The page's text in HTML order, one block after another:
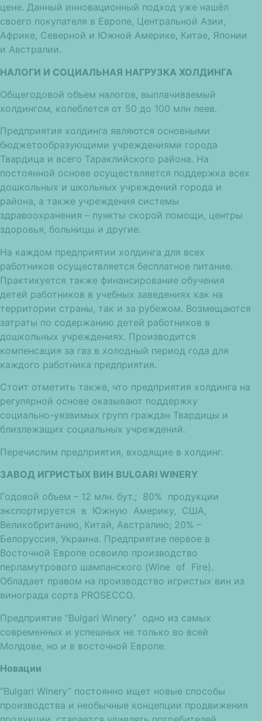
цене. Данный инновационный подход уже нашёл
своего покупателя в Европе, Центральной Азии,
Африке, Северной и Южной Америке, Китае, Японии
и Австралии.
НАЛОГИ И СОЦИАЛЬНАЯ НАГРУЗКА ХОЛДИНГА
Общегодовой объем налогов, выплачиваемый
холдингом, колеблется от 50 до 100 млн леев.
Предприятия холдинга являются основными
бюджетообразующими учреждениями города
Твардица и всего Тараклийского района. На
постоянной основе осуществляется поддержка всех
дошкольных и школьных учреждений города и
района, а также учреждения системы
здравоохранения – пункты скорой помощи, центры
здоровья, больницы и другие.
На каждом предприятии холдинга для всех
работников осуществляется бесплатное питание.
Практикуется также финансирование обучения
детей работников в учебных заведениях как на
территории страны, так и за рубежом. Возмещаются
затраты по содержанию детей работников в
дошкольных учреждениях. Производится
компенсация за газ в холодный период года для
каждого работника предприятия.
Стоит отметить также, что предприятия холдинга на
регулярной основе оказывают поддержку
социально-уязвимых групп граждан Твардицы и
близлежащих социальных учреждений.
Перечислим предприятия, входящие в холдинг.
ЗАВОД ИГРИСТЫХ ВИН BULGARI WINERY
Годовой объем – 12 млн. бут.; 80% продукции
экспортируется в Южную Америку, США,
Великобританию, Китай, Австралию; 20% –
Белоруссия, Украина. Предприятие первое в
Восточной Европе освоило производство
перламутрового шампанского (Wine of Fire).
Обладает правом на производство игристых вин из
винограда сорта PROSECCO.
Предприятие “Bulgari Winery” одно из самых
современных и успешных не только во всей
Молдове, но и в восточной Европе.
Новации
“Bulgari Winery” постоянно ищет новые способы
производства и необычные концепции продвижения